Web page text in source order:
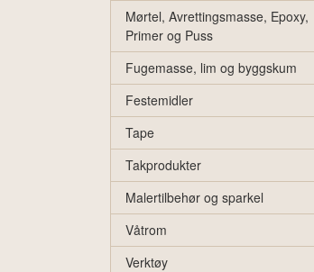
Mørtel, Avrettingsmasse, Epoxy,
Primer og Puss
Fugemasse, lim og byggskum
Festemidler
Tape
Takprodukter
Malertilbehør og sparkel
Våtrom
Verktøy